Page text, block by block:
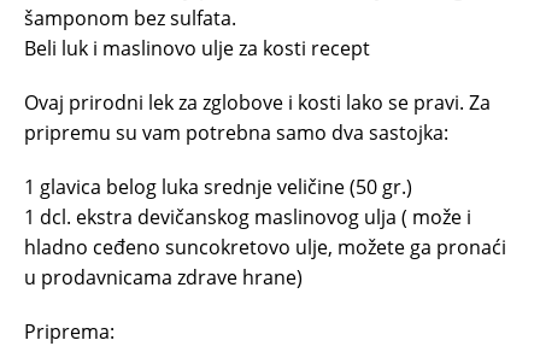
šamponom bez sulfata.
Beli luk i maslinovo ulje za kosti recept
Ovaj prirodni lek za zglobove i kosti lako se pravi. Za
pripremu su vam potrebna samo dva sastojka:
1 glavica belog luka srednje veličine (50 gr.)
1 dcl. ekstra devičanskog maslinovog ulja ( može i
hladno ceđeno suncokretovo ulje, možete ga pronaći
u prodavnicama zdrave hrane)
Priprema: